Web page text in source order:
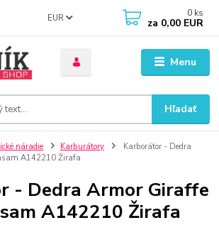
Menu
EUR
Hľadať
0 ks
za 0,00 EUR
náradie Karburátory
Karborátor - Dedra
A142210 Žirafa
- Dedra Armor Giraffe
A142210 Žirafa